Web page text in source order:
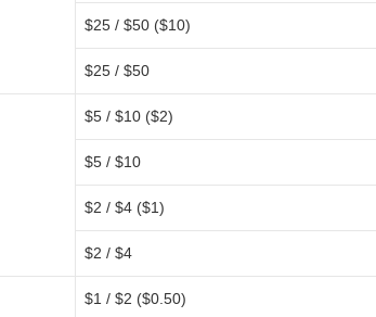
$25 / $50 ($10)
$25 / $50
$5 / $10 ($2)
$5 / $10
$2 / $4 ($1)
$2 / $4
$1 / $2 ($0.50)